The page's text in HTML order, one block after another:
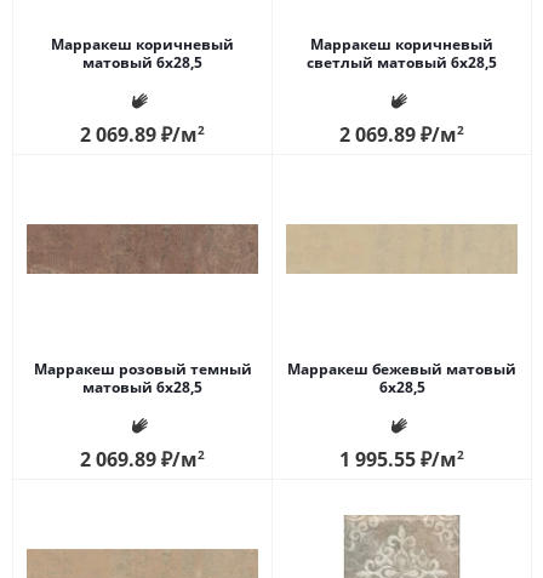
Марракеш коричневый
матовый 6х28,5
2 069.89₽/м2
Марракеш коричневый
светлый матовый 6х28,5
2 069.89₽/м2
Марракеш розовый темный
матовый 6х28,5
2 069.89₽/м2
Марракеш бежевый матовый
6х28,5
1 995.55₽/м2